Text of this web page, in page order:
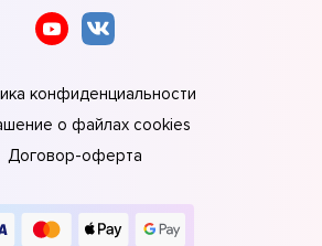
конфиденциальности
о файлах cookies
Договор-оферта